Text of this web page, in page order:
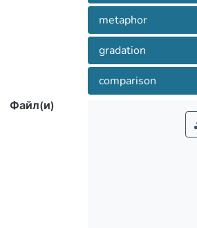
metaphor
gradation
comparison
Файл(и)